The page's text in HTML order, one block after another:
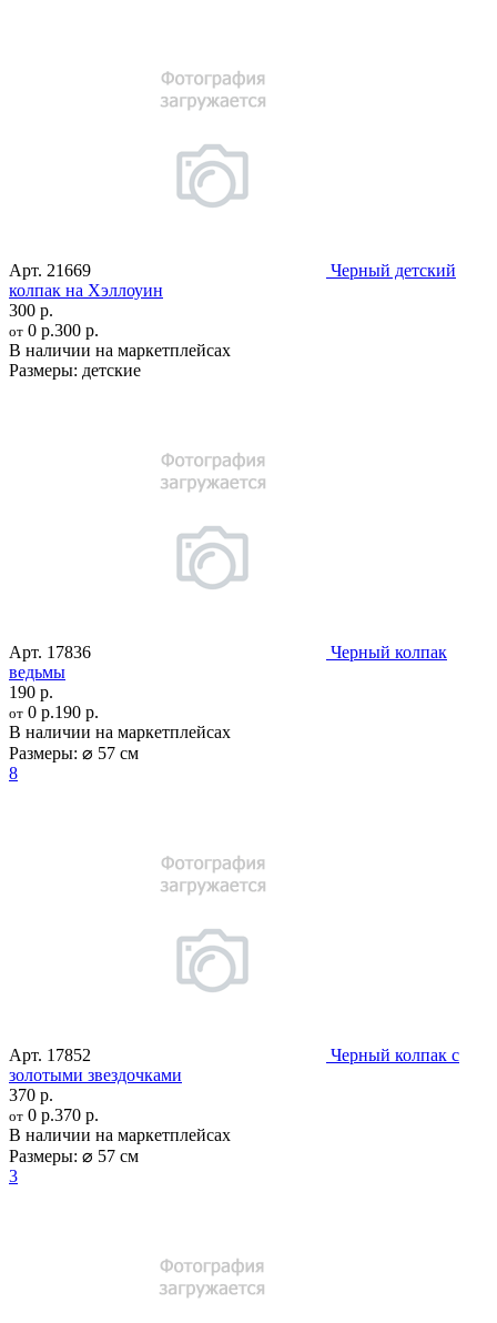
Арт. 21669
Черный детский
колпак на Хэллоуин
300 р.
от 0 р.300 р.
В наличии на маркетплейсах
Размеры: детские
Арт. 17836
Черный колпак
ведьмы
190 р.
от 0 р.190 р.
В наличии на маркетплейсах
Размеры: ⌀ 57 см
8
Арт. 17852
Черный колпак с
золотыми звездочками
370 р.
от 0 р.370 р.
В наличии на маркетплейсах
Размеры: ⌀ 57 см
3